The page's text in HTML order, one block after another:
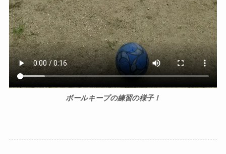
ボールキープの練習の様子！